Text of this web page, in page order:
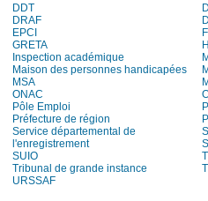
DDT
DRAF
EPCI
GRETA
Inspection académique
Maison des personnes handicapées
MSA
ONAC
Pôle Emploi
Préfecture de région
Service départemental de
l'enregistrement
SUIO
Tribunal de grande instance
URSSAF